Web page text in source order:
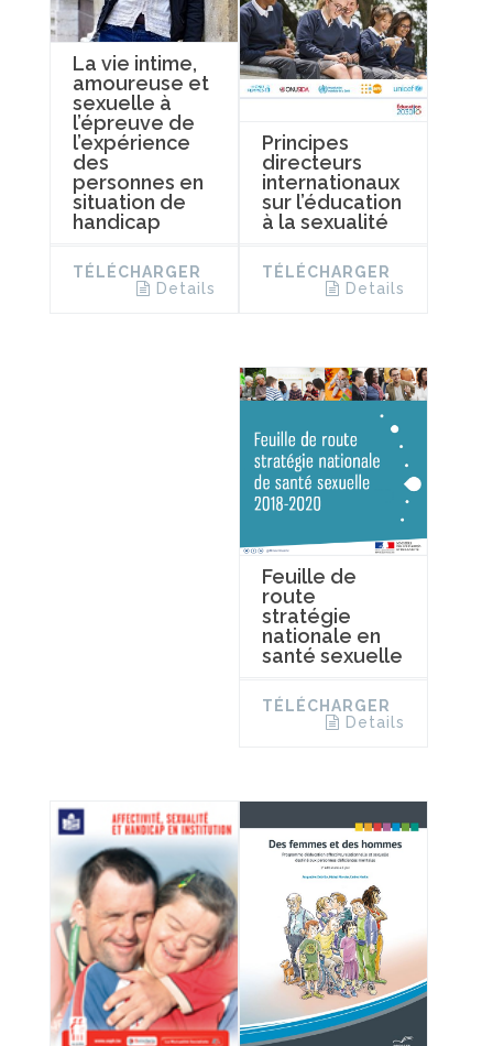
La vie intime,
amoureuse et
sexuelle à
l’épreuve de
l’expérience
des
personnes en
situation de
handicap
TÉLÉCHARGER
Details
Principes
directeurs
internationaux
sur l’éducation
à la sexualité
TÉLÉCHARGER
Details
Feuille de
route
stratégie
nationale en
santé sexuelle
TÉLÉCHARGER
Details